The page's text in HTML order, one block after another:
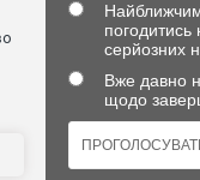
серйозних
Вже давно
щодо